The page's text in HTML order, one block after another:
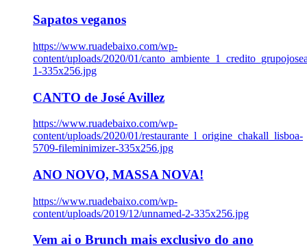
Sapatos veganos
https://www.ruadebaixo.com/wp-
content/uploads/2020/01/
1-335x256.jpg
CANTO de José Avillez
https://www.ruadebaixo.com/wp-
content/uploads/2020/01/restaurante_l_origine_chakall_lisboa-
5709-fileminimizer-335x256.jpg
ANO NOVO, MASSA NOVA!
https://www.ruadebaixo.com/wp-
content/uploads/2019/12/unnamed-2-335x256.jpg
Vem ai o Brunch mais exclusivo do ano